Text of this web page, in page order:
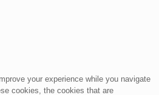
your experience while you navigate
cookies, the cookies that are